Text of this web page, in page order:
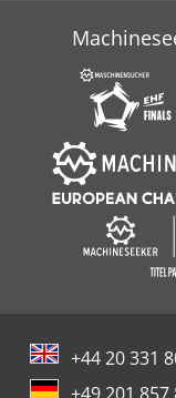
+44 20 331